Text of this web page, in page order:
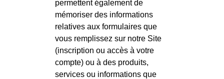
permettent également de
mémoriser des informations
relatives aux formulaires que
vous remplissez sur notre Site
(inscription ou accès à votre
compte) ou à des produits,
services ou informations que